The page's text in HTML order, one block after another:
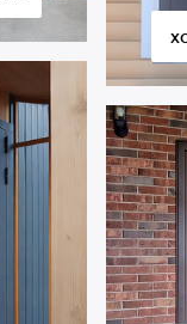
к коробу без
базовый размер
или оставьте
индивидуальным
от 2 дн. Бережная
монтаж.